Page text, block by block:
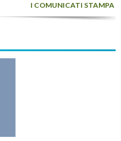
I COMUNICATI STAMPA